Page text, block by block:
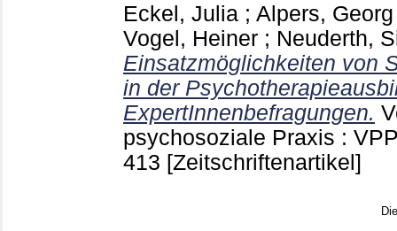
Eckel, Julia ; Alpers,
Vogel, Heiner ; Neuderth,
Einsatzmöglichkeiten von
in der
ExpertInnenbefragungen.
psychosoziale Praxis :
413 [Zeitschriftenartikel]